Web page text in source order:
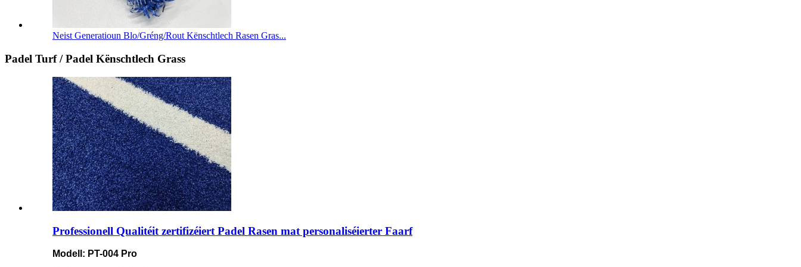
Neist Generatioun Blo/Gréng/Rout Kënschtlech Rasen Gras...
Padel Turf / Padel Kënschtlech Grass
Professionell Qualitéit zertifizéiert Padel Rasen mat personaliséierter Faarf
Modell: PT-004 Pro